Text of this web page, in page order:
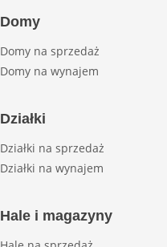
Domy
Domy na sprzedaż
Domy na wynajem
Działki
Działki na sprzedaż
Działki na wynajem
Hale i magazyny